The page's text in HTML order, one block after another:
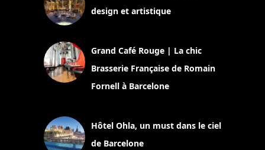
design et artistique
Grand Café Rouge | La chic
Brasserie Française de Romain
Fornell à Barcelone
Hôtel Ohla, un must dans le ciel
de Barcelone